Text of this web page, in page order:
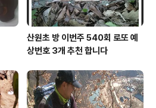
산원초 방 이번주 540회 로또 예
상번호 3개 추천 합니다